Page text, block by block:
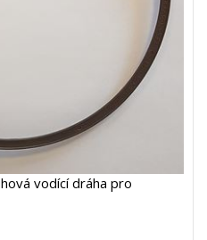
vodící dráha pro